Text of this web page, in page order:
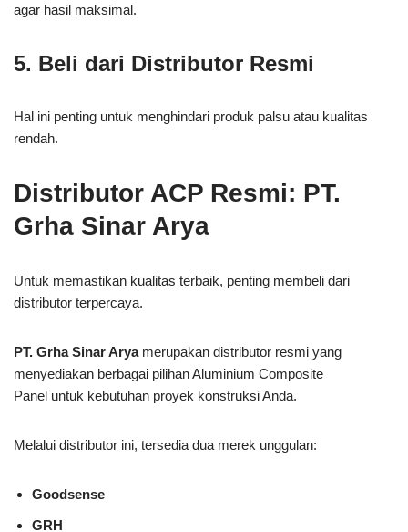
agar hasil maksimal.
5. Beli dari Distributor Resmi
Hal ini penting untuk menghindari produk palsu atau kualitas
rendah.
Distributor ACP Resmi: PT.
Grha Sinar Arya
Untuk memastikan kualitas terbaik, penting membeli dari
distributor terpercaya.
PT. Grha Sinar Aryamerupakan distributor resmi yang
menyediakan berbagai pilihan Aluminium Composite
Panel untuk kebutuhan proyek konstruksi Anda.
Melalui distributor ini, tersedia dua merek unggulan:
Goodsense
GRH